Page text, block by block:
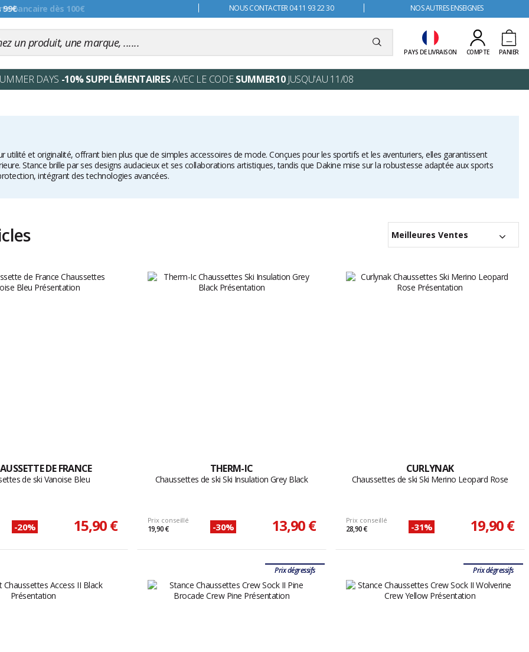
NOUS CONTACTER 04 11 93 22 30 NOS AUTRES ENSEIGNES
PAYS DE LIVRAISON COMPTE PANIER
DAYS -10% SUPPLÉMENTAIRESAVEC LE CODESUMMER10JUSQU'AU 11/08
utilité et originalité, offrant bien plus que de simples accessoires de mode. Conçues pour les sportifs et les aventuriers, elles garantissent
Stance brille par ses designs audacieux et ses collaborations artistiques, tandis que Dakine mise sur la robustesse adaptée aux sports
intégrant des technologies avancées.
Meilleures Ventes
DE FRANCE
de ski Vanoise Bleu
-20% 15,90 €
THERM-IC
Chaussettes de ski Ski Insulation Grey Black
Prix conseillé
19,90 € -30% 13,90 €
CURLYNAK
Chaussettes de ski Ski Merino Leopard Rose
Prix conseillé
28,90 € -31% 19,90 €
Prix dégressifs Prix dégressifs